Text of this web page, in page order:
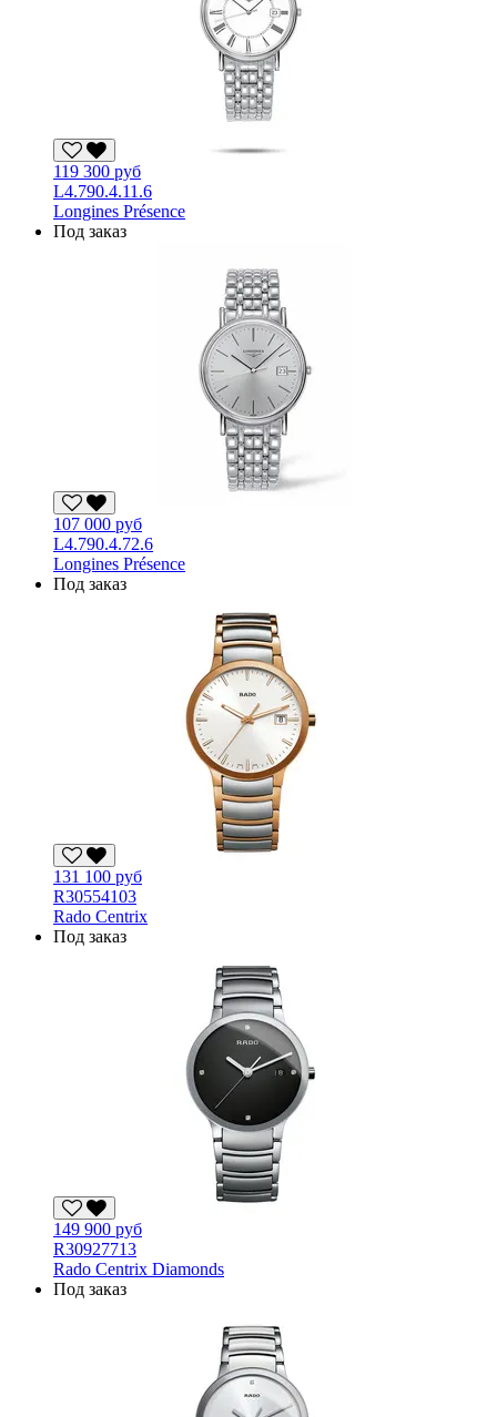
119 300 руб
L4.790.4.11.6
Longines Présence
Под заказ
107 000 руб
L4.790.4.72.6
Longines Présence
Под заказ
131 100 руб
R30554103
Rado Centrix
Под заказ
149 900 руб
R30927713
Rado Centrix Diamonds
Под заказ